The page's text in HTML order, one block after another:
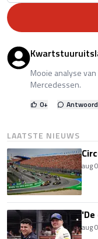
Mooie analyse
Mercedessen.
0+ Antwoord
LAATSTE NIEUWS
aug
aug